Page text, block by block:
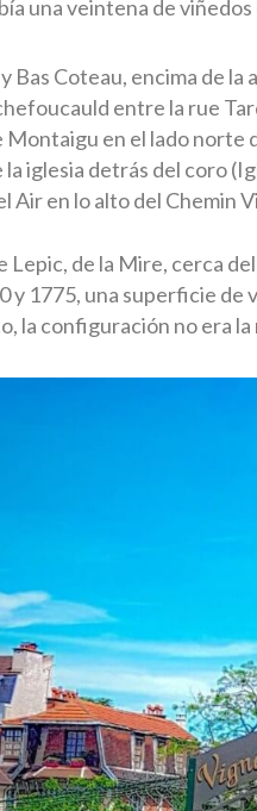
una veintena de
Bas Coteau, encima de
entre la rue
Montaigu en el lado norte
la iglesia detrás del coro
Air en lo alto del Chemin
Lepic, de la Mire, cerca
y 1775, una superficie
la configuración no era